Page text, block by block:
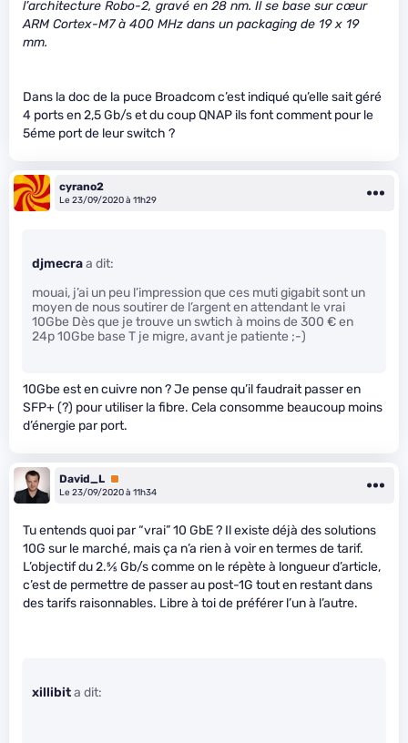
l’architecture Robo-2, gravé en 28 nm. Il se base sur cœur
ARM Cortex-M7 à 400 MHz dans un packaging de 19 x 19
mm.
Dans la doc de la puce Broadcom c’est indiqué qu’elle sait géré
4 ports en 2,5 Gb/s et du coup QNAP ils font comment pour le
5éme port de leur switch ?
cyrano2
Le 23/09/2020 à 11h29
djmecraa dit:
mouai, j’ai un peu l’impression que ces muti gigabit sont un
moyen de nous soutirer de l’argent en attendant le vrai
10Gbe Dès que je trouve un swtich à moins de 300 € en
24p 10Gbe base T je migre, avant je patiente ;-)
10Gbe est en cuivre non ? Je pense qu’il faudrait passer en
SFP+ (?) pour utiliser la fibre. Cela consomme beaucoup moins
d’énergie par port.
David_L Premium
Le 23/09/2020 à 11h34
Tu entends quoi par “vrai” 10 GbE ? Il existe déjà des solutions
10G sur le marché, mais ça n’a rien à voir en termes de tarif.
L’objectif du 2.5⁄5Gb/s comme on le répète à longueur d’article,
c’est de permettre de passer au post-1G tout en restant dans
des tarifs raisonnables. Libre à toi de préférer l’un à l’autre.
xillibita dit: